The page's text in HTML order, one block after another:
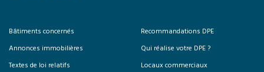
Bâtiments concernés
Annonces immobilières
Textes de loi relatifs
Recommandations DPE
Qui réalise votre DPE ?
Locaux commerciaux